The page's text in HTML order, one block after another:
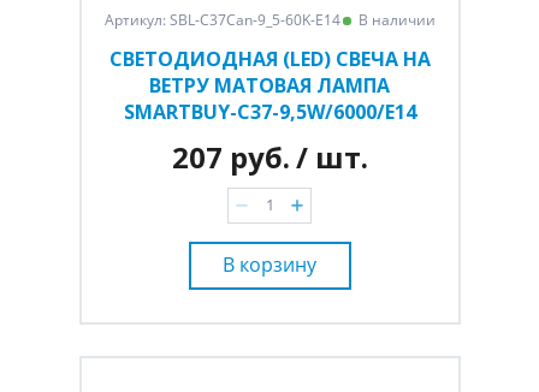
Артикул: SBL-C37Can-9_5-60K-E14 В наличии
СВЕТОДИОДНАЯ (LED) СВЕЧА НА
ВЕТРУ МАТОВАЯ ЛАМПА
SMARTBUY-C37-9,5W/6000/E14
207 руб./ шт.
В корзину